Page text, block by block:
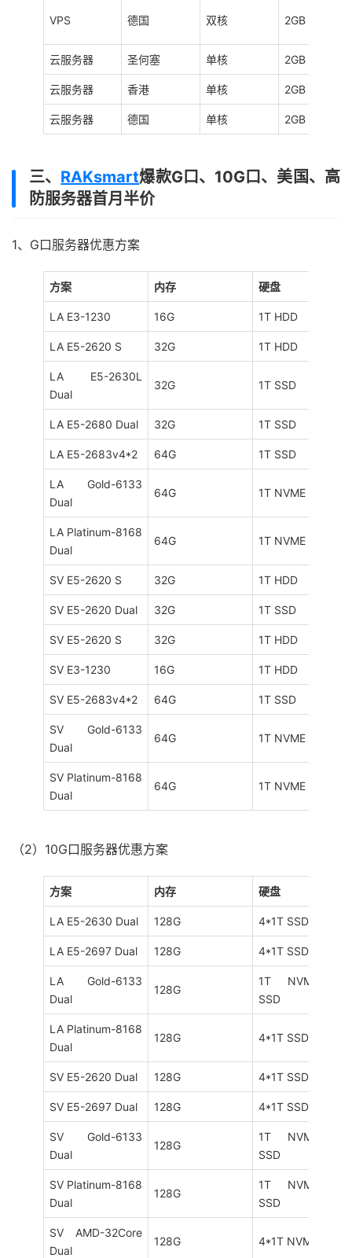
VPS 德国 双核 2GB
云服务器 圣何塞 单核 2GB
云服务器 香港 单核 2GB
云服务器 德国 单核 2GB
三、 RAKsmart爆款G口、10G口、美国、高
防服务器首月半价
1、G口服务器优惠方案
方案 内存 硬盘
LA E3-1230 16G 1T HDD
LA E5-2620 S 32G 1T HDD
LA E5-2630L
Dual
32G 1T SSD
LA E5-2680 Dual 32G 1T SSD
LA E5-2683v4*2 64G 1T SSD
LA Gold-6133
Dual
64G 1T NVME
LA Platinum-8168
Dual
64G 1T NVME
SV E5-2620 S 32G 1T HDD
SV E5-2620 Dual 32G 1T SSD
SV E5-2620 S 32G 1T HDD
SV E3-1230 16G 1T HDD
SV E5-2683v4*2 64G 1T SSD
SV Gold-6133
Dual
64G 1T NVME
SV Platinum-8168
Dual
64G 1T NVME
（2）10G口服务器优惠方案
方案 内存 硬盘
LA E5-2630 Dual 128G 4*1T SSD
LA E5-2697 Dual 128G 4*1T SSD
LA Gold-6133
Dual
128G
1T NVME+4*1T
SSD
LA Platinum-8168
Dual
128G 4*1T SSD
SV E5-2620 Dual 128G 4*1T SSD
SV E5-2697 Dual 128G 4*1T SSD
SV Gold-6133
Dual
128G
1T NVME+4*1T
SSD
SV Platinum-8168
Dual
128G
1T NVME+4*1T
SSD
SV AMD-32Core
Dual
128G 4*1T NVME